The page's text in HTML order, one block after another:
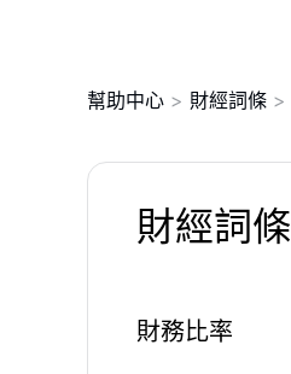
幫助中心 > 財經詞條 >
財經詞條
財務比率